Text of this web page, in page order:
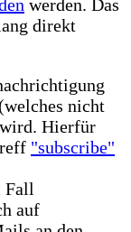
werden. Das
direkt
nicht
Hierfür
"subscribe"
Fall
auf